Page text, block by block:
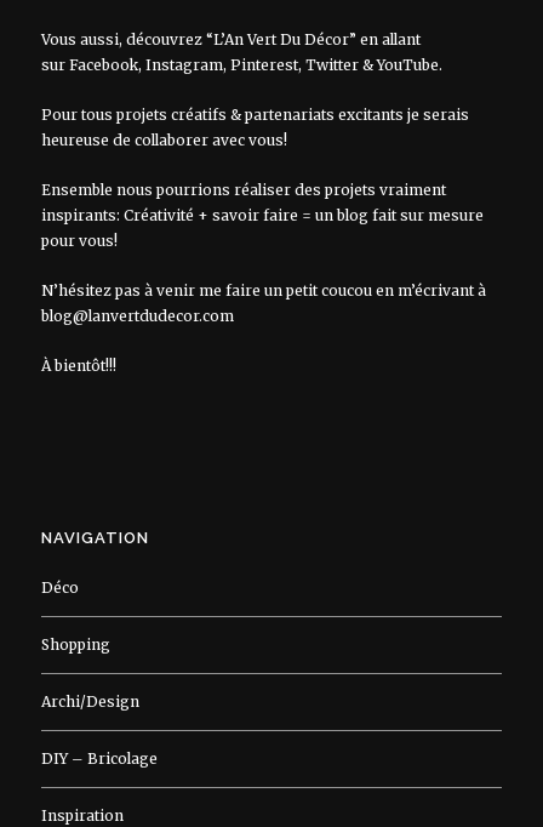
Vous aussi, découvrez “L’An Vert Du Décor” en allant
sur Facebook, Instagram, Pinterest, Twitter&YouTube.
Pour tous projets créatifs & partenariats excitants je serais
heureuse de collaborer avec vous!
Ensemble nous pourrions réaliser des projets vraiment
inspirants: Créativité + savoir faire = un blog fait sur mesure
pour vous!
N’hésitez pas à venir me faire un petit coucou en m’écrivant à
blog@lanvertdudecor.com
À bientôt!!!
NAVIGATION
Déco
Shopping
Archi/Design
DIY – Bricolage
Inspiration